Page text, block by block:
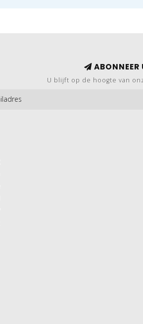
ABONNEER
U blijft op de hoogte van